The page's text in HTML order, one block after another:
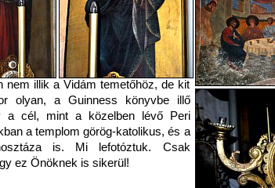
nem illik a Vidám temetőhöz, de kit
olyan, a Guinness könyvbe illő
a cél, mint a közelben lévő Peri
a templom görög-katolikus, és a
is. Mi lefotóztuk. Csak
ez Önöknek is sikerül!